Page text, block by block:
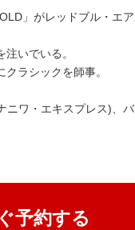
」がレッドブル・エ
いでいる。
ラシックを師事。
ワ・エキスプレス)、
予約する